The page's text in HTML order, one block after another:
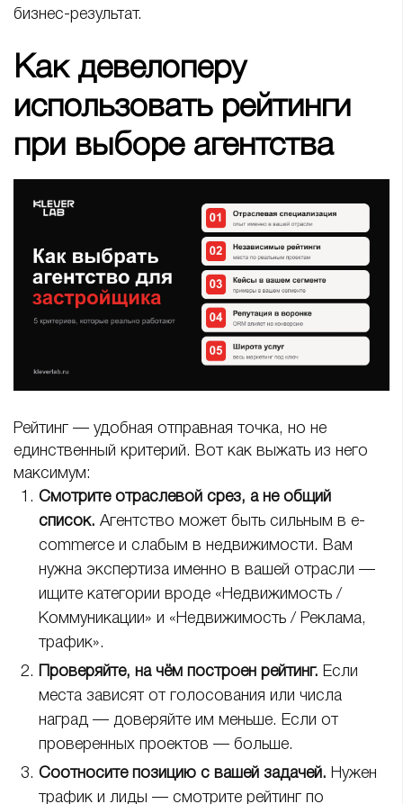
бизнес-результат.
Как девелоперу
использовать рейтинги
при выборе агентства
Рейтинг — удобная отправная точка, но не
единственный критерий. Вот как выжать из него
максимум:
Смотрите отраслевой срез, а не общий
список. Агентство может быть сильным в e-
commerce и слабым в недвижимости. Вам
нужна экспертиза именно в вашей отрасли —
ищите категории вроде «Недвижимость /
Коммуникации» и «Недвижимость / Реклама,
трафик».
Проверяйте, на чём построен рейтинг. Если
места зависят от голосования или числа
наград — доверяйте им меньше. Если от
проверенных проектов — больше.
Соотносите позицию с вашей задачей. Нужен
трафик и лиды — смотрите рейтинг по